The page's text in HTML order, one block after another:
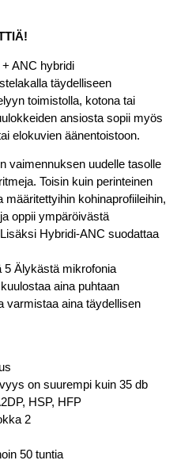
ANC hybridi
täydelliseen
toimistolla, kotona tai
ansiosta sopii myös
elokuvien äänentoistoon.
vaimennuksen uudelle tasolle
Toisin kuin perinteinen
määritettyihin kohinaprofiileihin,
oppii ympäröivästä
Hybridi-ANC suodattaa
Älykästä mikrofonia
aina puhtaan
varmistaa aina täydellisen
on suurempi kuin 35 db
HSP, HFP
2
50 tuntia